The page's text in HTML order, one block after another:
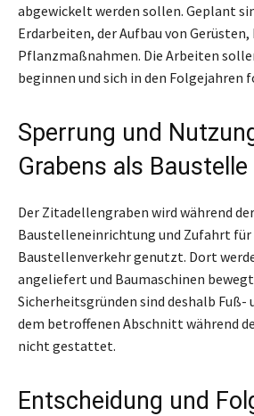
abgewickelt werden sollen. Geplant
Erdarbeiten, der Aufbau von
Pflanzmaßnahmen. Die Arbeiten
beginnen und sich in den Folgejahren
Sperrung und
Grabens als Baustelle
Der Zitadellengraben wird während
Baustelleneinrichtung und Zufahrt für
Baustellenverkehr genutzt. Dort
angeliefert und Baumaschinen
Sicherheitsgründen sind deshalb Fuß-
dem betroffenen Abschnitt während
nicht gestattet.
Entscheidung und